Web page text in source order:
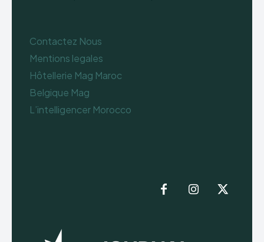
Contactez Nous
Mentions legales
Hôtellerie Mag Maroc
Belgique Mag
L’intelligencer Morocco